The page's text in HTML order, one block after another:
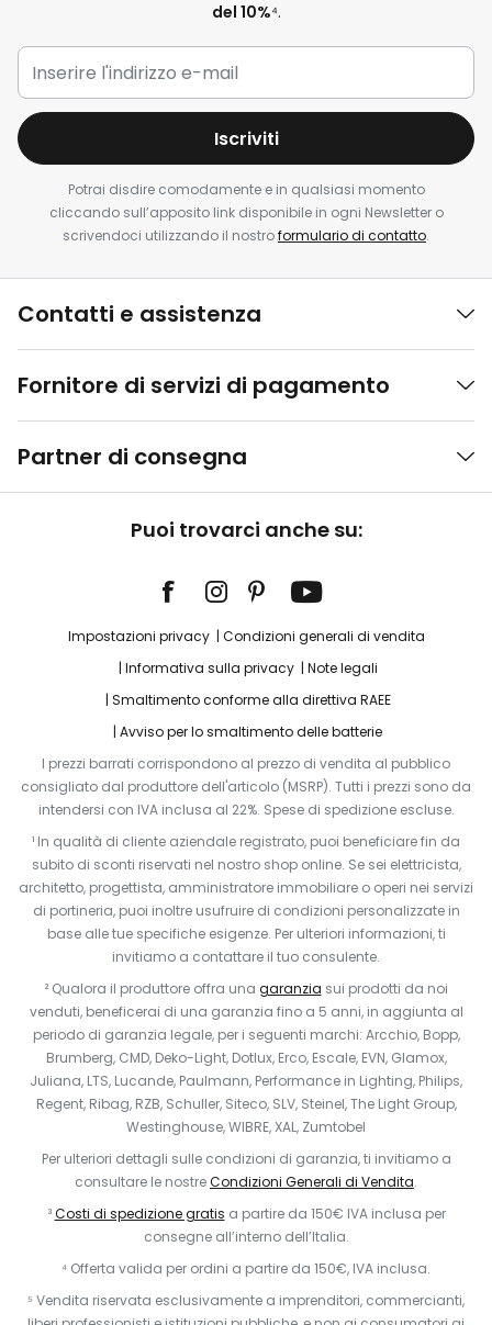
del 10%⁴.
Iscriviti
Potrai disdire comodamente e in qualsiasi momento
cliccando sull’apposito link disponibile in ogni Newsletter o
scrivendoci utilizzando il nostroformulario di contatto.
Contatti e assistenza
Fornitore di servizi di pagamento
Partner di consegna
Puoi trovarci anche su:
Impostazioni privacy
Condizioni generali di vendita
Informativa sulla privacy
Note legali
Smaltimento conforme alla direttiva RAEE
Avviso per lo smaltimento delle batterie
I prezzi barrati corrispondono al prezzo di vendita al pubblico
consigliato dal produttore dell'articolo (MSRP). Tutti i prezzi sono da
intendersi con IVA inclusa al 22%. Spese di spedizione escluse.
¹ In qualità di cliente aziendale registrato, puoi beneficiare fin da
subito di sconti riservati nel nostro shop online. Se sei elettricista,
architetto, progettista, amministratore immobiliare o operi nei servizi
di portineria, puoi inoltre usufruire di condizioni personalizzate in
base alle tue specifiche esigenze. Per ulteriori informazioni, ti
invitiamo a contattare il tuo consulente.
² Qualora il produttore offra una garanzia sui prodotti da noi
venduti, beneficerai di una garanzia fino a 5 anni, in aggiunta al
periodo di garanzia legale, per i seguenti marchi: Arcchio, Bopp,
Brumberg, CMD, Deko-Light, Dotlux, Erco, Escale, EVN, Glamox,
Juliana, LTS, Lucande, Paulmann, Performance in Lighting, Philips,
Regent, Ribag, RZB, Schuller, Siteco, SLV, Steinel, The Light Group,
Westinghouse, WIBRE, XAL, Zumtobel
Per ulteriori dettagli sulle condizioni di garanzia, ti invitiamo a
consultare le nostreCondizioni Generali di Vendita.
³Costi di spedizione gratis a partire da 150€ IVA inclusa per
consegne all’interno dell’Italia.
⁴ Offerta valida per ordini a partire da 150€, IVA inclusa.
⁵ Vendita riservata esclusivamente a imprenditori, commercianti,